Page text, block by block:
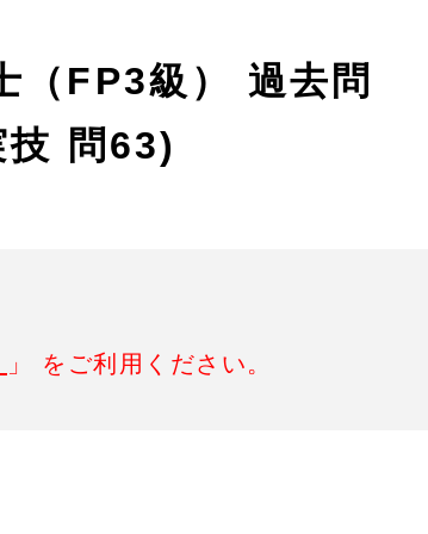
（FP3級） 過去問
問63)
」 をご利用ください。